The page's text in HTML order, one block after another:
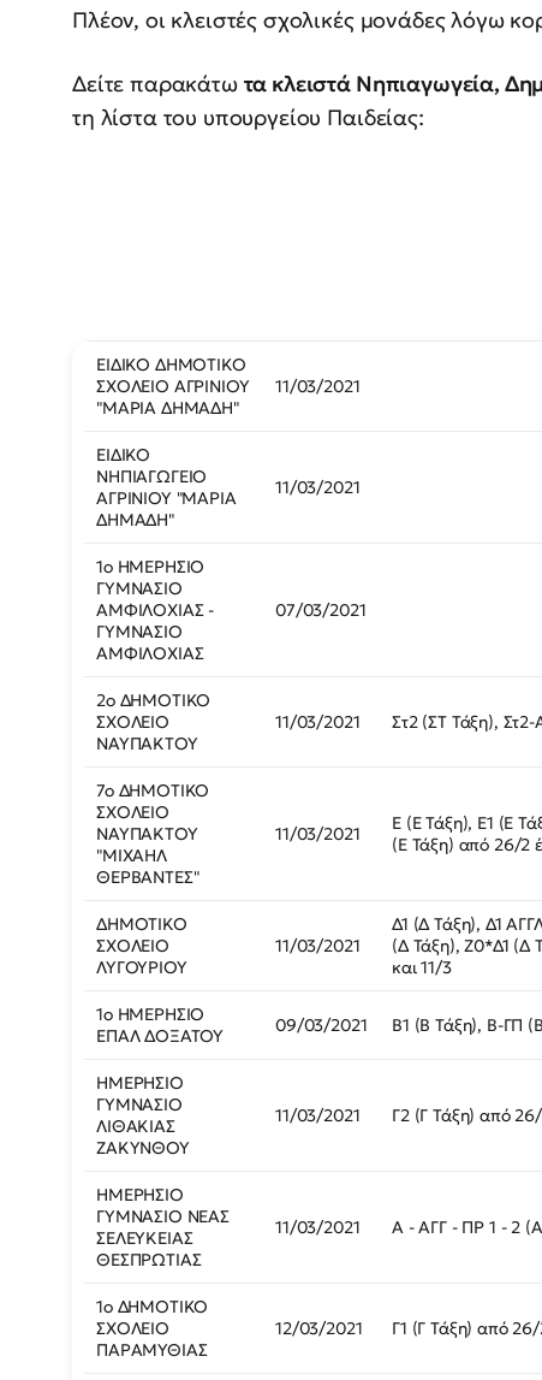
Πλέον, οι κλειστές σχολικές μονάδες λόγω
Δείτε παρακάτω τα κλειστά Νηπιαγωγεία,
τη λίστα του υπουργείου Παιδείας:
ΕΙΔΙΚΟ ΔΗΜΟΤΙΚΟ
ΣΧΟΛΕΙΟ ΑΓΡΙΝΙΟΥ
"ΜΑΡΙΑ ΔΗΜΑΔΗ"
11/03/2021
ΕΙΔΙΚΟ
ΝΗΠΙΑΓΩΓΕΙΟ
ΑΓΡΙΝΙΟΥ "ΜΑΡΙΑ
ΔΗΜΑΔΗ"
11/03/2021
1ο ΗΜΕΡΗΣΙΟ
ΓΥΜΝΑΣΙΟ
ΑΜΦΙΛΟΧΙΑΣ -
ΓΥΜΝΑΣΙΟ
ΑΜΦΙΛΟΧΙΑΣ
07/03/2021
2ο ΔΗΜΟΤΙΚΟ
ΣΧΟΛΕΙΟ
ΝΑΥΠΑΚΤΟΥ
11/03/2021 Στ2 (ΣΤ Τάξη),
7ο ΔΗΜΟΤΙΚΟ
ΣΧΟΛΕΙΟ
ΝΑΥΠΑΚΤΟΥ
"ΜΙΧΑΗΛ
ΘΕΡΒΑΝΤΕΣ"
11/03/2021
Ε (Ε Τάξη), Ε1 (Ε
(Ε Τάξη) από 26/2
ΔΗΜΟΤΙΚΟ
ΣΧΟΛΕΙΟ
ΛΥΓΟΥΡΙΟΥ
11/03/2021
Δ1 (Δ Τάξη), Δ1
(Δ Τάξη), Ζ0*Δ1 (Δ
και 11/3
1ο ΗΜΕΡΗΣΙΟ
ΕΠΑΛ ΔΟΞΑΤΟΥ
09/03/2021 Β1 (Β Τάξη), Β-ΓΠ
ΗΜΕΡΗΣΙΟ
ΓΥΜΝΑΣΙΟ
ΛΙΘΑΚΙΑΣ
ΖΑΚΥΝΘΟΥ
11/03/2021 Γ2 (Γ Τάξη) από
ΗΜΕΡΗΣΙΟ
ΓΥΜΝΑΣΙΟ ΝΕΑΣ
ΣΕΛΕΥΚΕΙΑΣ
ΘΕΣΠΡΩΤΙΑΣ
11/03/2021 Α - ΑΓΓ - ΠΡ 1 - 2
1ο ΔΗΜΟΤΙΚΟ
ΣΧΟΛΕΙΟ
ΠΑΡΑΜΥΘΙΑΣ
12/03/2021 Γ1 (Γ Τάξη) από